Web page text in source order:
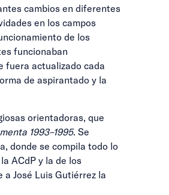
cambios en diferentes
en los campos
de los
funcionaban
fuera actualizado cada
de aspirantado y la
orientadoras, que
1993–1995. Se
donde se compila todo lo
ACdP y la de los
José Luis Gutiérrez la